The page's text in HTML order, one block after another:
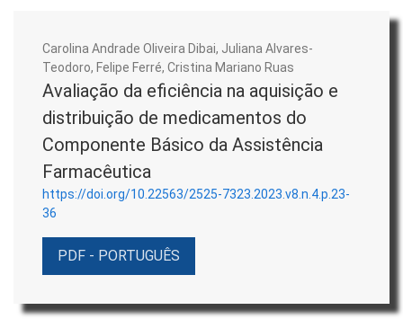
Carolina Andrade Oliveira Dibai, Juliana Alvares-
Teodoro, Felipe Ferré, Cristina Mariano Ruas
Avaliação da eficiência na aquisição e
distribuição de medicamentos do
Componente Básico da Assistência
Farmacêutica
https://doi.org/10.22563/2525-7323.2023.v8.n.4.p.23-
36
PDF - PORTUGUÊS